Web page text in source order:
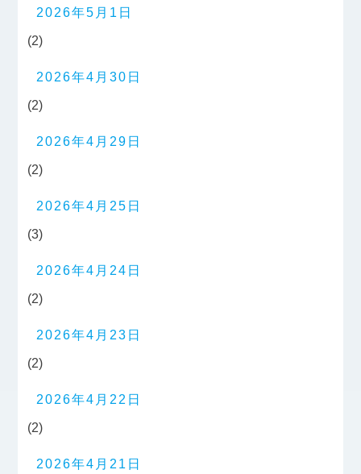
2026年5月1日
(2)
2026年4月30日
(2)
2026年4月29日
(2)
2026年4月25日
(3)
2026年4月24日
(2)
2026年4月23日
(2)
2026年4月22日
(2)
2026年4月21日